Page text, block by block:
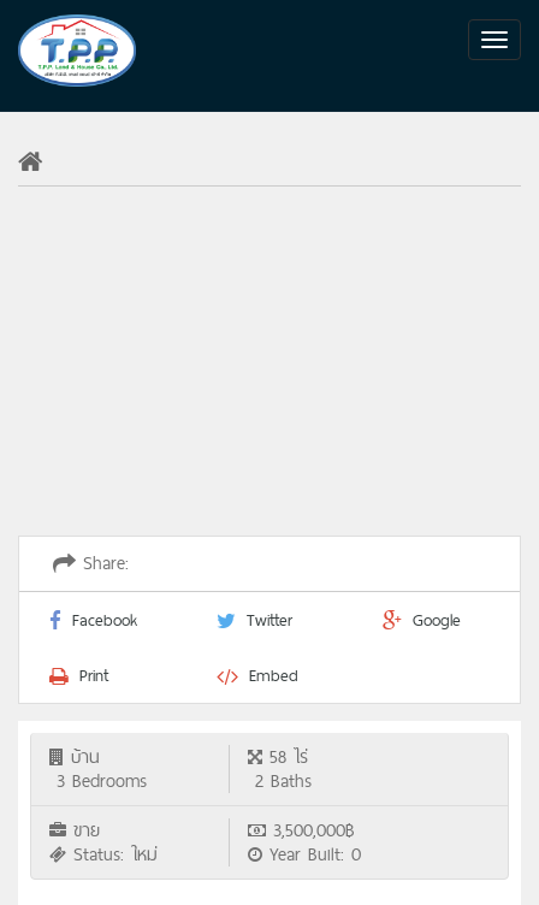
1 2 3 4 5 6 7 8 9 1011 12131415161718192021222324
Share:
Facebook Twitter
Google
Print
Embed
บ้าน
58 ไร่
3 Bedrooms
2 Baths
ขาย
3,500,000฿
Status: ใหม่
Year Built: 0